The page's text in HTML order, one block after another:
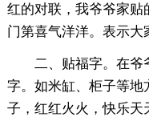
红的对联，我爷爷家贴
门第喜气洋洋。表示大
二、贴福字。在爷
字。如米缸、柜子等地
子，红红火火，快乐天